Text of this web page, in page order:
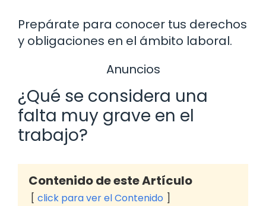
Prepárate para conocer tus derechos
y obligaciones en el ámbito laboral.
Anuncios
¿Qué se considera una
falta muy grave en el
trabajo?
Contenido de este Artículo
click para ver el Contenido